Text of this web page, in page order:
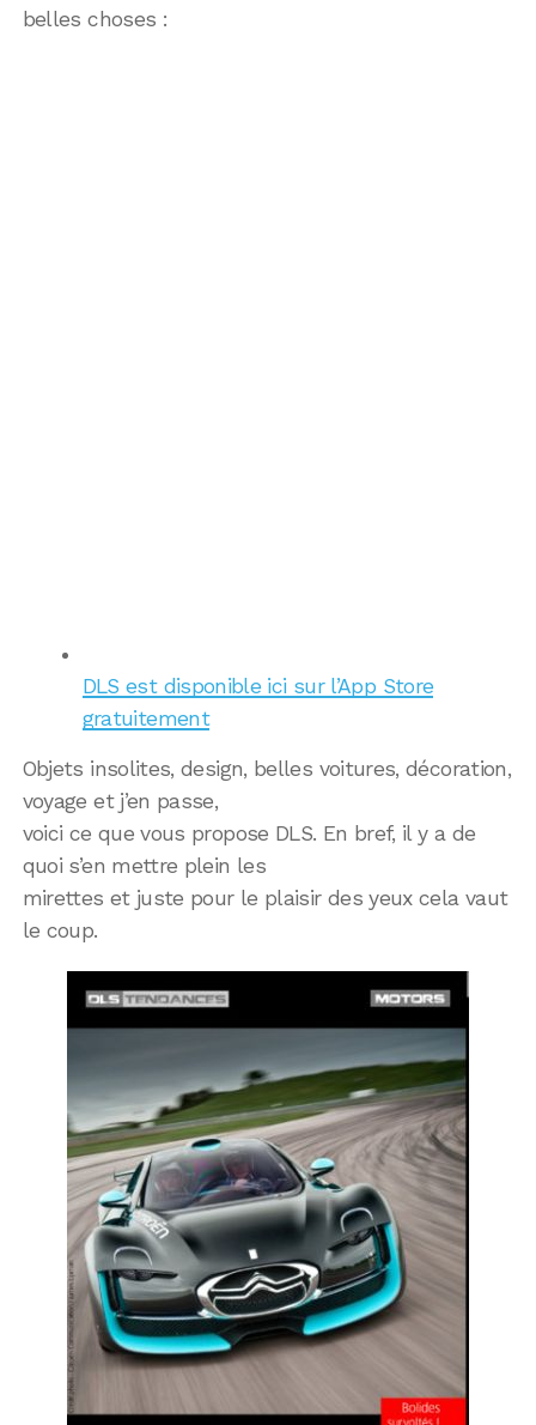
belles choses :
DLS est disponible ici sur l’App Store
gratuitement
Objets insolites, design, belles voitures, décoration,
voyage et j’en passe,
voici ce que vous propose DLS. En bref, il y a de
quoi s’en mettre plein les
mirettes et juste pour le plaisir des yeux cela vaut
le coup.